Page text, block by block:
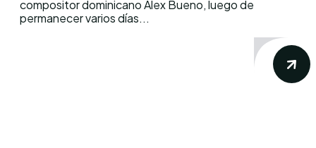
compositor dominicano Alex Bueno, luego de
permanecer varios días...